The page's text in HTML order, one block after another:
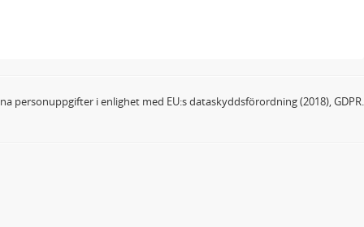
personuppgifter i enlighet med EU:s dataskyddsförordning (2018), GDPR.